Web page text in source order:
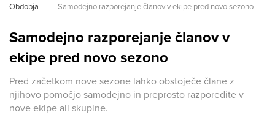
Obdobja
Samodejno razporejanje članov v ekipe pred novo sezono
Samodejno razporejanje članov v
ekipe pred novo sezono
Pred začetkom nove sezone lahko obstoječe člane z
njihovo pomočjo samodejno in preprosto razporedite v
nove ekipe ali skupine.